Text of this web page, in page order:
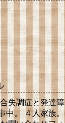
失調症と発達
中。 ４人家族